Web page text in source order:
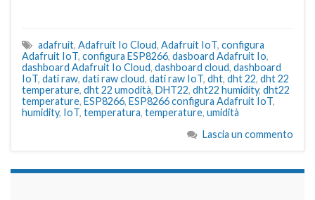
adafruit, Adafruit Io Cloud, Adafruit IoT, configura
Adafruit IoT, configura ESP8266, dasboard Adafruit Io,
dashboard Adafruit Io Cloud, dashboard cloud, dashboard
IoT, dati raw, dati raw cloud, dati raw IoT, dht, dht 22, dht 22
temperature, dht 22 umodità, DHT22, dht22 humidity, dht22
temperature, ESP8266, ESP8266 configura Adafruit IoT,
humidity, IoT, temperatura, temperature, umidità
Lascia un commento